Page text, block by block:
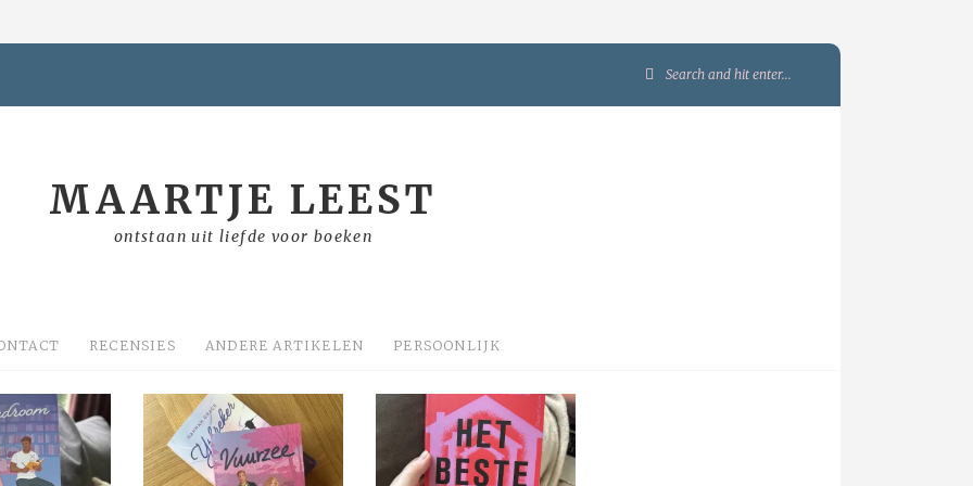
Search
MAARTJE LEEST
ontstaan uit liefde voor boeken
RECENSIES ANDERE ARTIKELEN PERSOONLIJK